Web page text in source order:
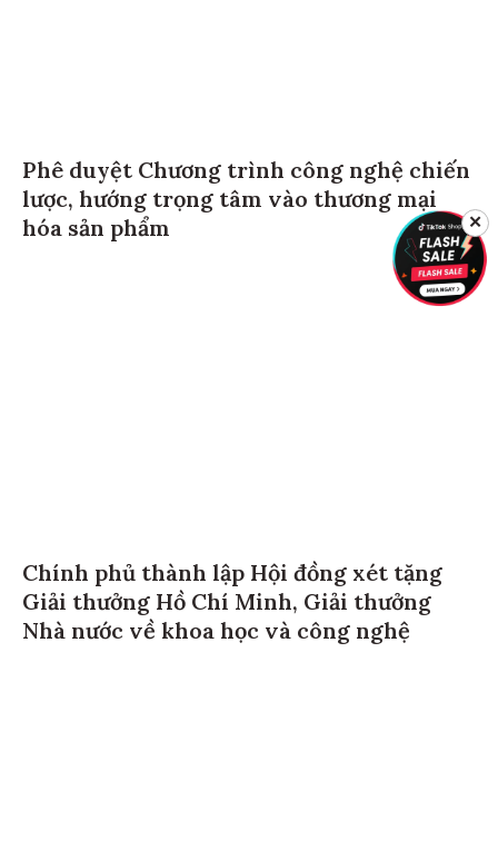
Phê duyệt Chương trình công nghệ chiến
lược, hướng trọng tâm vào thương mại
hóa sản phẩm
Chính phủ thành lập Hội đồng xét tặng
Giải thưởng Hồ Chí Minh, Giải thưởng
Nhà nước về khoa học và công nghệ
✕